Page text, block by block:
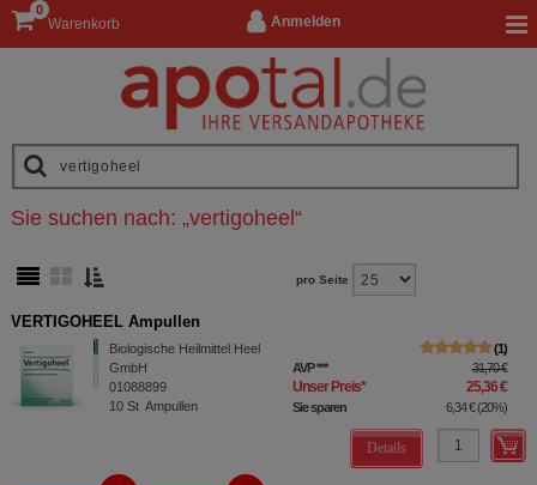
Anmelden
Warenkorb
0
Sie suchen nach: „vertigoheel “
pro Seite
VERTIGOHEEL Ampullen
Biologische Heilmittel Heel
GmbH
01088899
10 St Ampullen
1
AVP*** 31,70 €
Unser Preis* 25,36 €
Sie sparen 6,34 €(20%)
Details